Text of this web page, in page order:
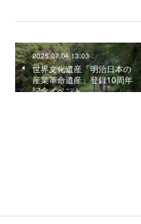
2025.07.04 13:03
世界文化遺産「明治日本の
産業革命遺産」登録10周年
記念イベント